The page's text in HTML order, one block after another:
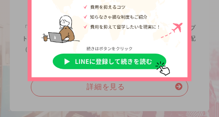
留学くらべーるとは
「留学の実現に向けた、はじめの一歩のお手伝い」をコンセプ
トに、留学を手助けするための情報提供やパンフレットの手配
（無料）を行っています。
詳細を見る